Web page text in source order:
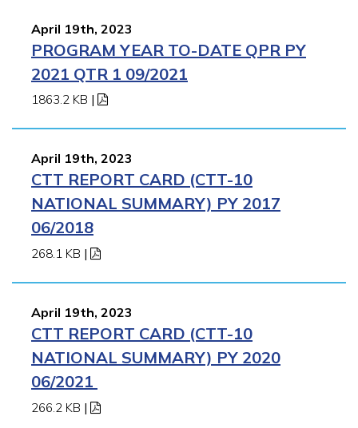
April 19th, 2023
PROGRAM YEAR TO-DATE QPR PY
2021 QTR 1 09/2021
1863.2 KB |
April 19th, 2023
CTT REPORT CARD (CTT-10
NATIONAL SUMMARY) PY 2017
06/2018
268.1 KB |
April 19th, 2023
CTT REPORT CARD (CTT-10
NATIONAL SUMMARY) PY 2020
06/2021
266.2 KB |